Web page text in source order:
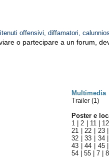
offensivi, diffamatori,
o partecipare a un forum,
Multimedia
Trailer (1)
Poster e
1 |2 11| 12
21 |22 23|
32 |33 34|
43 |44 45|
54 |55 |7 |8